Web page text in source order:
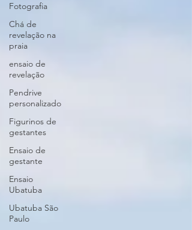
Fotografia
Chá de
revelação na
praia
ensaio de
revelação
Pendrive
personalizado
Figurinos de
gestantes
Ensaio de
gestante
Ensaio
Ubatuba
Ubatuba São
Paulo